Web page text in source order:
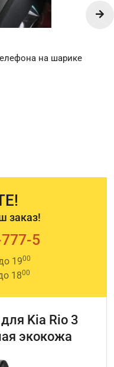
на шарике
заказ!
5
1900
1800
Kia Rio 3
экокожа